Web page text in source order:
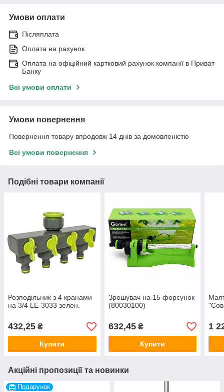
Умови оплати
Післяплата
Оплата на рахунок
Оплата на офіційний картковий рахунок компанії в Приват
Банку
Всі умови оплати
Умови повернення
Повернення товару впродовж 14 днів за домовленістю
Всі умови повернення
Подібні товари компанії
Розподільник з 4 кранами
на 3/4 LE-3033 зелен.
432,25 ₴
Купити
Зрошувач на 15 форсунок
(80030100)
632,45₴
Купити
1
Акційні пропозиції та новинки
Подарунок